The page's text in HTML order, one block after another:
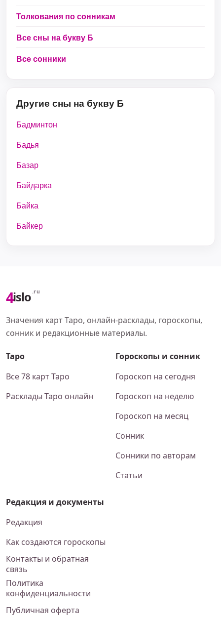
Толкования по сонникам
Все сны на букву Б
Все сонники
Другие сны на букву Б
Бадминтон
Бадья
Базар
Байдарка
Байка
Байкер
4islo .ru
Значения карт Таро, онлайн-расклады, гороскопы,
сонник и редакционные материалы.
Таро
Все 78 карт Таро
Расклады Таро онлайн
Гороскопы и сонник
Гороскоп на сегодня
Гороскоп на неделю
Гороскоп на месяц
Сонник
Сонники по авторам
Статьи
Редакция и документы
Редакция
Как создаются гороскопы
Контакты и обратная
связь
Политика
конфиденциальности
Публичная оферта